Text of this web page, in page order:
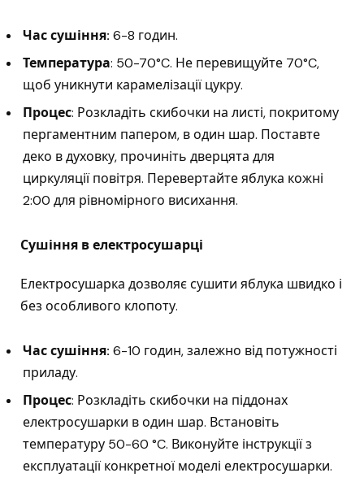
Час сушіння: 6-8 годин.
Температура: 50-70°C. Не перевищуйте 70°C,
щоб уникнути карамелізації цукру.
Процес: Розкладіть скибочки на листі, покритому
пергаментним папером, в один шар. Поставте
деко в духовку, прочиніть дверцята для
циркуляції повітря. Перевертайте яблука кожні
2:00 для рівномірного висихання.
Сушіння в електросушарці
Електросушарка дозволяє сушити яблука швидко і
без особливого клопоту.
Час сушіння: 6-10 годин, залежно від потужності
приладу.
Процес: Розкладіть скибочки на піддонах
електросушарки в один шар. Встановіть
температуру 50-60 °C. Виконуйте інструкції з
експлуатації конкретної моделі електросушарки.